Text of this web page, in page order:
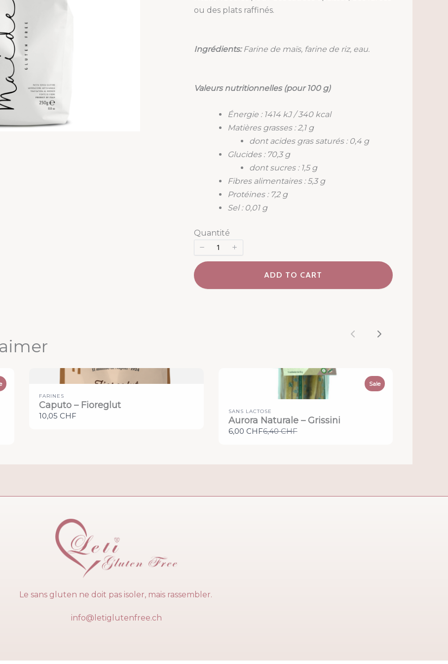
ou des plats raffinés.
Ingrédients: Farine de maïs, farine de riz, eau.
Valeurs nutritionnelles (pour 100 g)
Énergie : 1414 kJ / 340 kcal
Matières grasses : 2,1 g
dont acides gras saturés : 0,4 g
Glucides : 70,3 g
dont sucres : 1,5 g
Fibres alimentaires : 5,3 g
Protéines : 7,2 g
Sel : 0,01 g
Quantité
ADD TO CART
Previous
Next
FARINES
Caputo – Fioreglut
10,05 CHF
Sale
SANS LACTOSE
Aurora Naturale – Grissini
6,00 CHFCompare
to
6,40 CHF
Le sans gluten ne doit pas isoler, mais rassembler.
info@letiglutenfree.ch